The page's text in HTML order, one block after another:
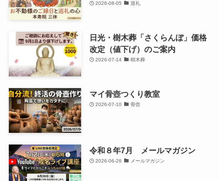
2026-08-05 巡礼
日光・樹木葬「さくらんぼ」価格
改定（値下げ）のご案内
2026-07-14 樹木葬
マイ骨壺つくり教室
2026-07-10 骨壺
令和８年7月 メールマガジン
2026-06-26 メールマガジン